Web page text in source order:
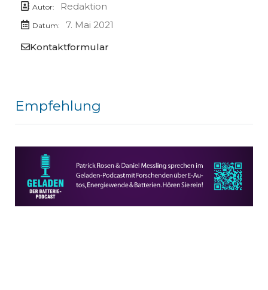
Autor: Redaktion
Datum:
7. Mai 2021
Kontaktformular
Empfehlung